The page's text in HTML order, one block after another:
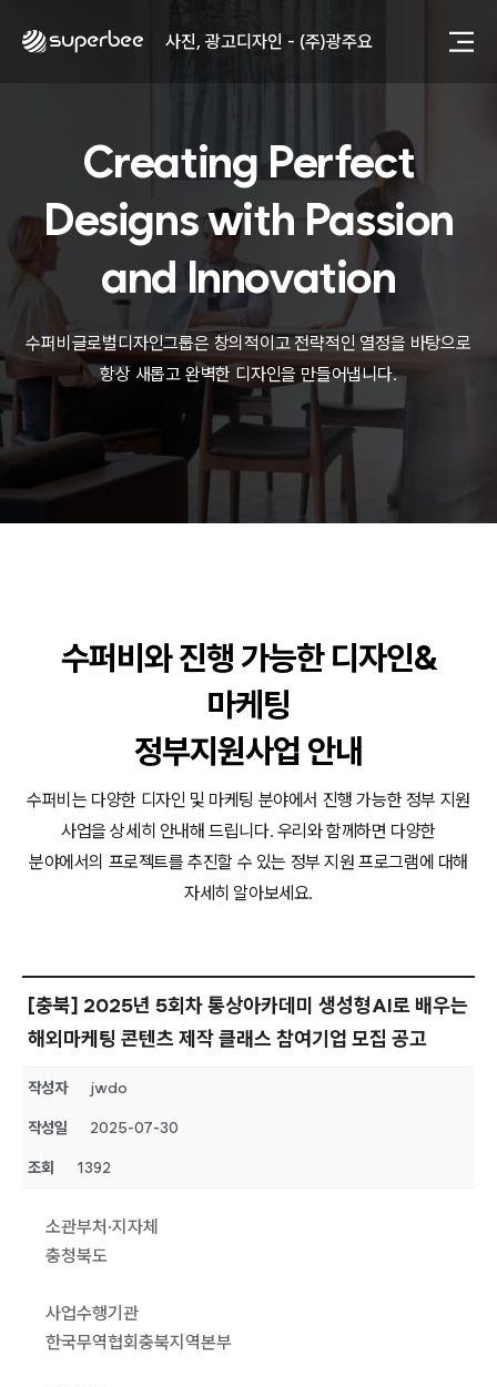
사진, 광고디자인 - (주)광주요
제품디자인 - 삼성전자㈜
동영상, 홈페이지 - (주)분독
동영상, 카탈로그 - 피자마루
웹사이트 - 백조씽크
사진, 광고디자인 - 중외제약
패키지, 디자인 - 고려은단
동영상 - (주)듀오백
동영상 - ㈜고피자
동영상 - 모모스커피㈜
동영상 - 삼양홀딩스
동영상 - 킷캣
사진, 광고디자인 - (주)화요
사진, 광고디자인 - (주)광주요
웹사이트 - (주)세스코
제품디자인 - 삼성전자㈜
동영상, CI - 카피어랜드㈜
패키지, 디자인 - 고려은단
동영상 - (주)듀오백
동영상 - ㈜고피자
동영상 - 삼양홀딩스
Creating Perfect
Designs with Passion
and Innovation
수퍼비글로벌디자인그룹은 창의적이고 전략적인 열정을 바탕으로
항상 새롭고 완벽한 디자인을 만들어냅니다.
수퍼비와 진행 가능한 디자인&
마케팅
정부지원사업 안내
수퍼비는 다양한 디자인 및 마케팅 분야에서 진행 가능한 정부 지원
사업을 상세히 안내해 드립니다. 우리와 함께하면 다양한
분야에서의 프로젝트를 추진할 수 있는 정부 지원 프로그램에 대해
자세히 알아보세요.
[충북] 2025년 5회차 통상아카데미 생성형AI로 배우는
해외마케팅 콘텐츠 제작 클래스 참여기업 모집 공고
작성자 jwdo
작성일 2025-07-30
조회 1392
소관부처·지자체
충청북도
사업수행기관
한국무역협회충북지역본부